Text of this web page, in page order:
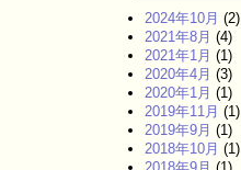
2024年10月 (2)
2021年8月 (4)
2021年1月 (1)
2020年4月 (3)
2020年1月 (1)
2019年11月 (1)
2019年9月 (1)
2018年10月 (1)